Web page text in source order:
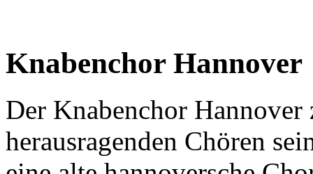
Knabenchor Hannover
Der Knabenchor Hannover
herausragenden Chören